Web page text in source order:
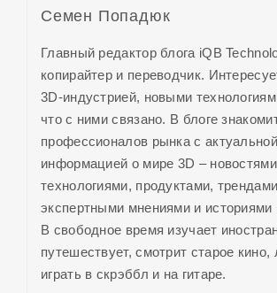
Семен Попадюк
Главный редактор блога iQB
копирайтер и переводчик.
3D-индустрией, новыми
что с ними связано. В блоге
профессионалов рынка с актуальной
информацией о мире 3D –
технологиями, продуктами,
экспертными мнениями и историями
В свободное время изучает
путешествует, смотрит старое кино,
играть в скрэббл и на гитаре.